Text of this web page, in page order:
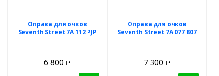
Оправа для очков
Seventh Street 7A 112 PJP
6 800 Р
Оправа для очков
Seventh Street 7A 077 807
7 300 Р